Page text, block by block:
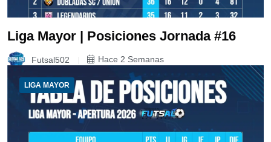
Liga Mayor | Posiciones Jornada #16
Futsal502 Hace 2 Semanas
LIGA MAYOR